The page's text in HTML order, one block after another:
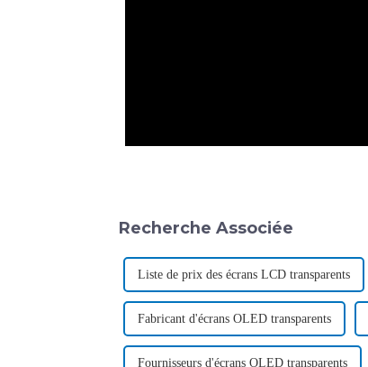
Recherche Associée
Liste de prix des écrans LCD transparents
Fabricant d'écrans OLED transparents
Fournisseurs d'écrans OLED transparents